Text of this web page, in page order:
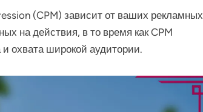
(CPM) зависит от ваших рекламных
на действия, в то время как CPM
охвата широкой аудитории.